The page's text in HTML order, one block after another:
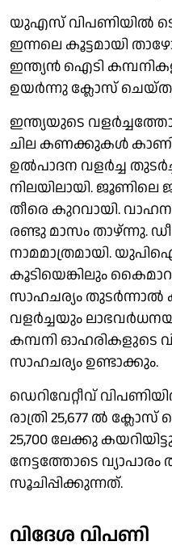
യുഎസ് വിപണിയിൽ
ഇന്നലെ കൂട്ടമായി
ഇന്ത്യൻ ഐടി
ഉയർന്നു ക്ലോസ്
ഇന്ത്യയുടെ
ചില കണക്കുകൾ
ഉൽപാദന വളർച്ച
നിലയിലായി. ജൂണിലെ
തീരെ കുറവായി.
രണ്ടു മാസം താഴ്ന്നു.
നാമമാത്രമായി.
കൂടിയെങ്കിലും
സാഹചര്യം
വളർച്ചയും
കമ്പനി ഓഹരികളുടെ
സാഹചര്യം ഉണ്ടാക്കും.
ഡെറിവേറ്റീവ്
രാത്രി 25,677 ൽ
25,700 ലേക്കു
നേട്ടത്തോടെ
സൂചിപ്പിക്കുന്നത്.
വിദേശ വിപണി